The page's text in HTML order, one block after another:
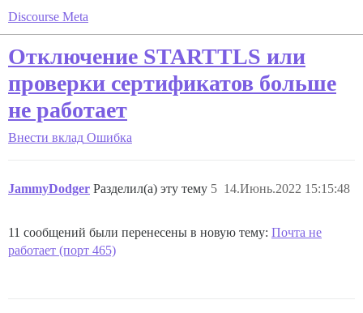
Discourse Meta
Отключение STARTTLS или
проверки сертификатов больше
не работает
Внести вклад Ошибка
JammyDodger Разделил(а) эту тему 14.Июнь.2022 15:15:48
5
11 сообщений были перенесены в новую тему: Почта не
работает (порт 465)